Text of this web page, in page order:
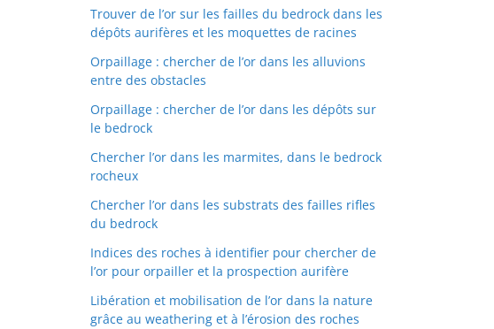
Trouver de l’or sur les failles du bedrock dans les
dépôts aurifères et les moquettes de racines
Orpaillage : chercher de l’or dans les alluvions
entre des obstacles
Orpaillage : chercher de l’or dans les dépôts sur
le bedrock
Chercher l’or dans les marmites, dans le bedrock
rocheux
Chercher l’or dans les substrats des failles rifles
du bedrock
Indices des roches à identifier pour chercher de
l’or pour orpailler et la prospection aurifère
Libération et mobilisation de l’or dans la nature
grâce au weathering et à l’érosion des roches